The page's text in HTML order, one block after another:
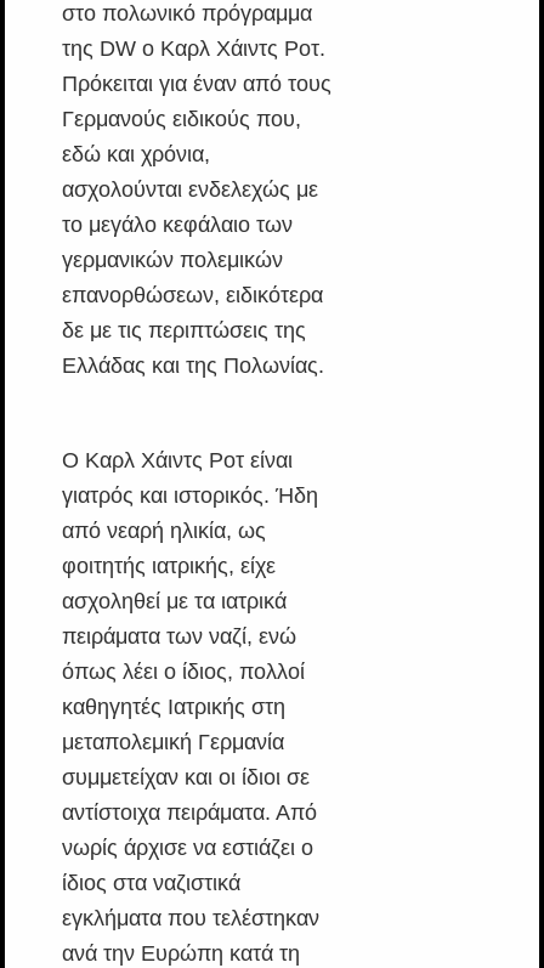
στο πολωνικό πρόγραμμα
της DW o Kαρλ Χάιντς Ροτ.
Πρόκειται για έναν από τους
Γερμανούς ειδικούς που,
εδώ και χρόνια,
ασχολούνται ενδελεχώς με
το μεγάλο κεφάλαιο των
γερμανικών πολεμικών
επανορθώσεων, ειδικότερα
δε με τις περιπτώσεις της
Ελλάδας και της Πολωνίας.
Ο Καρλ Χάιντς Ροτ είναι
γιατρός και ιστορικός. Ήδη
από νεαρή ηλικία, ως
φοιτητής ιατρικής, είχε
ασχοληθεί με τα ιατρικά
πειράματα των ναζί, ενώ
όπως λέει ο ίδιος, πολλοί
καθηγητές Ιατρικής στη
μεταπολεμική Γερμανία
συμμετείχαν και οι ίδιοι σε
αντίστοιχα πειράματα. Από
νωρίς άρχισε να εστιάζει ο
ίδιος στα ναζιστικά
εγκλήματα που τελέστηκαν
ανά την Ευρώπη κατά τη